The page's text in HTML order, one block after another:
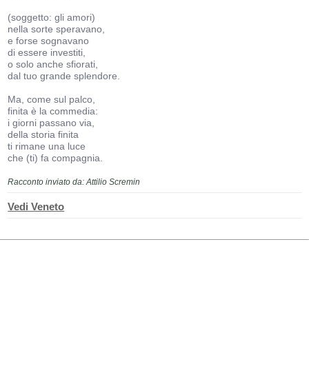
(soggetto: gli amori)
nella sorte speravano,
e forse sognavano
di essere investiti,
o solo anche sfiorati,
dal tuo grande splendore.
Ma, come sul palco,
finita è la commedia:
i giorni passano via,
della storia finita
ti rimane una luce
che (ti) fa compagnia.
Racconto inviato da: Attilio Scremin
Vedi Veneto